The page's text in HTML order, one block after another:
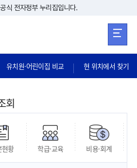
본문 바로가기
식 전자정부 누리집입니다.
유치원·어린이집 비교 현 위치에서 찾기
회
현황 학급·교육 비용·회계